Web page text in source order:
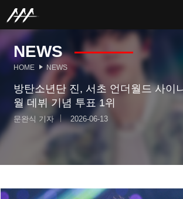
NEWS
HOME NEWS
방탄소년단 진, 서초 언더월드 사이
월 데뷔 기념 투표 1위
문완식 기자 2026-06-13